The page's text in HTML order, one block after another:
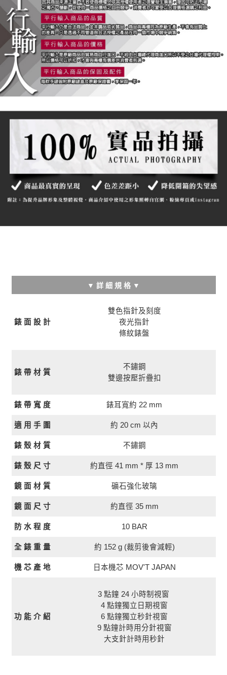
▼ 詳 細 規 格 ▼
錶 面 設 計
雙色指針及刻度
夜光指針
條紋錶盤
錶 帶 材 質
不鏽鋼
雙邊按壓折疊扣
錶 帶 寬 度 錶耳寬約 22 mm
適 用 手 圍 約 20 cm 以內
錶 殼 材 質 不鏽鋼
錶 殼 尺 寸 約直徑 41 mm * 厚 13 mm
鏡 面 材 質 礦石強化玻璃
鏡 面 尺 寸 約直徑 35 mm
防 水 程 度 10 BAR
全 錶 重 量 約 152 g (裁剪後會減輕)
機 芯 產 地 日本機芯 MOV'T JAPAN
功 能 介 紹
3 點鐘 24 小時制視窗
4 點鐘獨立日期視窗
6 點鐘獨立秒針視窗
9 點鐘計時用分針視窗
大支針計時用秒針